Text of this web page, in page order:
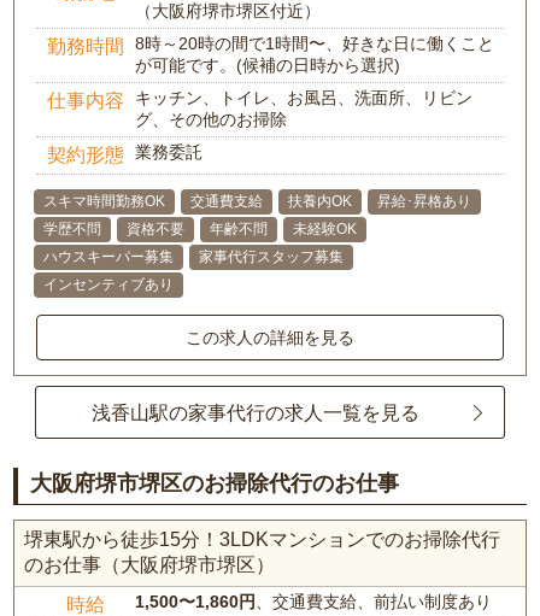
（大阪府堺市堺区付近）
勤務時間
8時～20時の間で1時間〜、好きな日に働くこと
が可能です。(候補の日時から選択)
仕事内容
キッチン、トイレ、お風呂、洗面所、リビン
グ、その他のお掃除
契約形態 業務委託
スキマ時間勤務OK 交通費支給 扶養内OK
昇給･昇格あり
学歴不問
資格不要 年齢不問
未経験OK
ハウスキーパー募集
家事代行スタッフ募集
インセンティブあり
この求人の詳細を見る
浅香山駅の家事代行の求人一覧を見る
大阪府堺市堺区のお掃除代行のお仕事
堺東駅から徒歩15分！3LDKマンションでのお掃除代行
のお仕事（大阪府堺市堺区）
時給 1,500〜1,860円 、交通費支給、前払い制度あり